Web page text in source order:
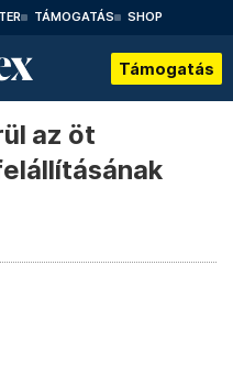
TÁMOGATÁS SHOP
Támogatás
az öt